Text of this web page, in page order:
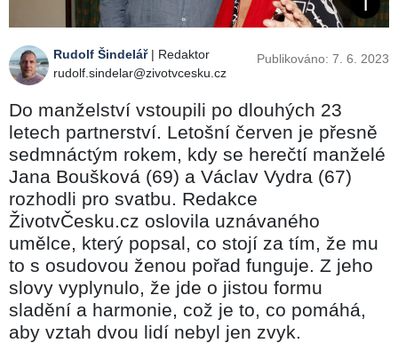
Rudolf Šindelář| Redaktor
rudolf.sindelar@zivotvcesku.cz
Publikováno: 7. 6. 2023
Do manželství vstoupili po dlouhých 23
letech partnerství. Letošní červen je přesně
sedmnáctým rokem, kdy se herečtí manželé
Jana Boušková (69) a Václav Vydra (67)
rozhodli pro svatbu. Redakce
ŽivotvČesku.cz oslovila uznávaného
umělce, který popsal, co stojí za tím, že mu
to s osudovou ženou pořad funguje. Z jeho
slovy vyplynulo, že jde o jistou formu
sladění a harmonie, což je to, co pomáhá,
aby vztah dvou lidí nebyl jen zvyk.